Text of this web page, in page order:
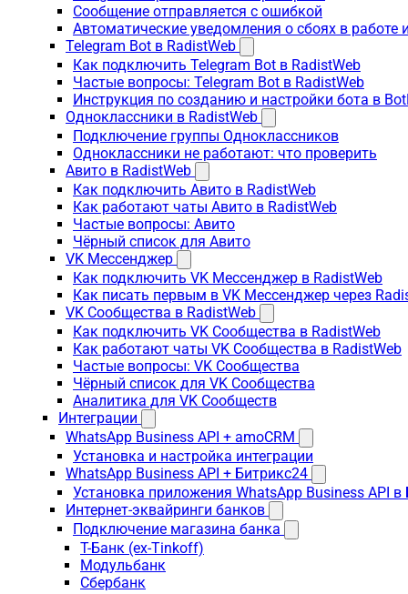
Сообщение отправляется с ошибкой
Автоматические уведомления о сбоях в работе
Telegram Bot в RadistWeb
Как подключить Telegram Bot в RadistWeb
Частые вопросы: Telegram Bot в RadistWeb
Инструкция по созданию и настройки бота в
Одноклассники в RadistWeb
Подключение группы Одноклассников
Одноклассники не работают: что проверить
Авито в RadistWeb
Как подключить Авито в RadistWeb
Как работают чаты Авито в RadistWeb
Частые вопросы: Авито
Чёрный список для Авито
VK Мессенджер
Как подключить VK Мессенджер в RadistWeb
Как писать первым в VK Мессенджер через
VK Сообщества в RadistWeb
Как подключить VK Сообщества в RadistWeb
Как работают чаты VK Сообщества в RadistWeb
Частые вопросы: VK Сообщества
Чёрный список для VK Сообщества
Аналитика для VK Сообществ
Интеграции
WhatsApp Business API + amoCRM
Установка и настройка интеграции
WhatsApp Business API + Битрикс24
Установка приложения WhatsApp Business API
Интернет-эквайринги банков
Подключение магазина банка
Т-Банк (ex-Tinkoff)
Модульбанк
Сбербанк